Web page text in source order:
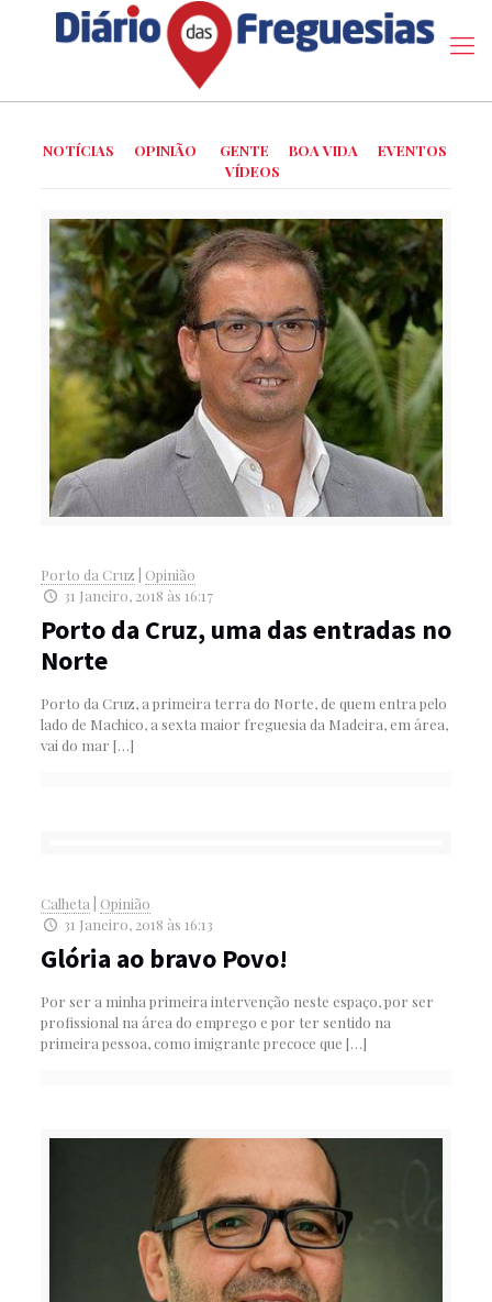
NOTÍCIAS OPINIÃO GENTE BOA VIDA
EVENTOS
VÍDEOS
Porto da Cruz
Opinião
31 Janeiro, 2018 às 16:17
Porto da Cruz, uma das entradas no
Norte
Porto da Cruz, a primeira terra do Norte, de quem entra pelo
lado de Machico, a sexta maior freguesia da Madeira, em área,
vai do mar […]
Calheta
Opinião
31 Janeiro, 2018 às 16:13
Glória ao bravo Povo!
Por ser a minha primeira intervenção neste espaço, por ser
profissional na área do emprego e por ter sentido na
primeira pessoa, como imigrante precoce que […]